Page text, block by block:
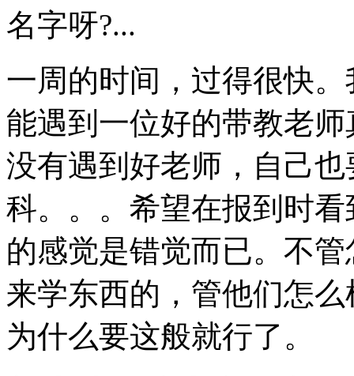
名字呀?...
一周的时间，过得很快
能遇到一位好的带教老
没有遇到好老师，自己
科。。。希望在报到时
的感觉是错觉而已。不
来学东西的，管他们怎
为什么要这般就行了。